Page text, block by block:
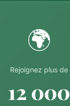
🌍
Rejoignez plus de
12 000